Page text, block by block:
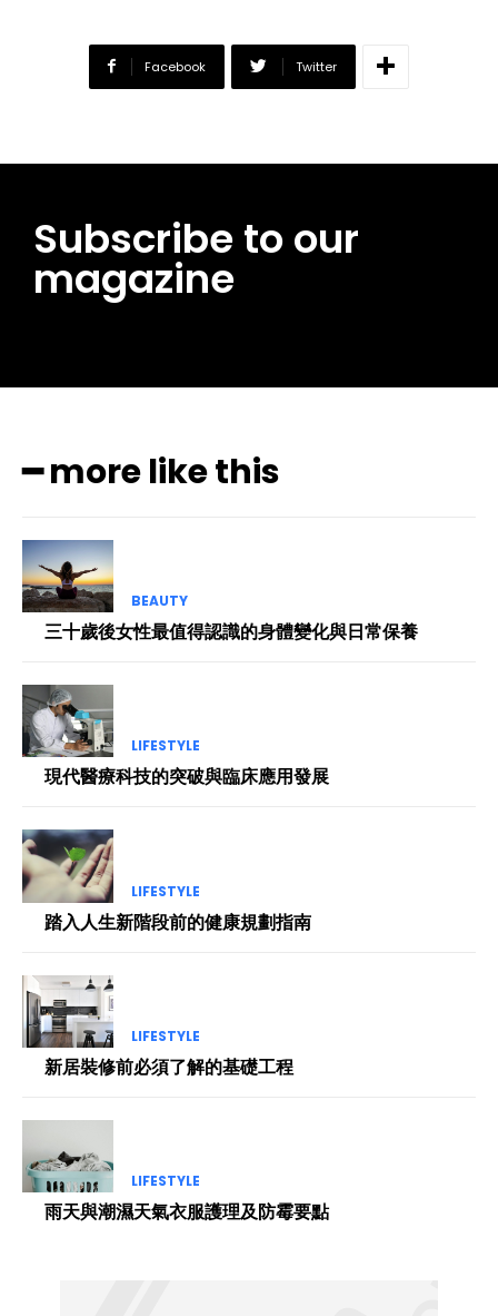
Facebook Twitter
Subscribe to our
magazine
━ more like this
BEAUTY
三十歲後女性最值得認識的身體變化與日常保養
LIFESTYLE
現代醫療科技的突破與臨床應用發展
LIFESTYLE
踏入人生新階段前的健康規劃指南
LIFESTYLE
新居裝修前必須了解的基礎工程
LIFESTYLE
雨天與潮濕天氣衣服護理及防霉要點